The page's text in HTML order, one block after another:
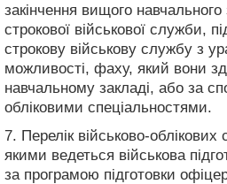
закінчення вищого
строкової військової служби,
строкову військову службу з
можливості, фаху, який вони
навчальному закладі, або за
обліковими спеціальностями.
7. Перелік військово-облікових
якими ведеться військова
за програмою підготовки